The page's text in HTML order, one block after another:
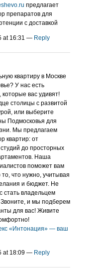
предлагает
препаратов для
с доставкой
at 16:31 — Reply
квартиру в Москве
У нас есть
вас удивят!
столицы с развитой
или выберите
Подмосковья для
Мы предлагаем
квартир: от
до просторных
Наша
поможет вам
что нужно, учитывая
и бюджет. Не
стать владельцем
и мы подберем
для вас! Живите
«Интонация» — ваш
at 18:09 — Reply